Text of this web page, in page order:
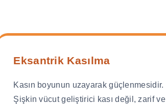
Eksantrik Kasılma
Kasın boyunun uzayarak güçlenmesidir.
Şişkin vücut geliştirici kası değil, zarif ve